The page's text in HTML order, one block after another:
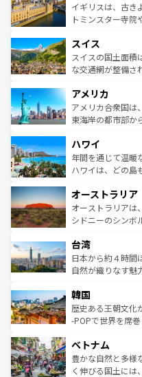
香り高いラベンダ
らに、パリ以外の
れる地方に足を運
きるだ
を参照してほしい
ルリンの文化的活
してライン川沿い
は、お酒好きな人には
ドイツ情報はコン
イギリスは、古き
トミンスター寺院
リアごとに異なる
ティー、ビール好
戦など、本場だか
ンツ一覧を参照し
スイス
スイスの国土面積
な交通網が整備さ
の建物がそのまま
博物館もあり、ア
ことができる。国
ば市内交通費無料で
着のスイス情報は
アメリカ
アメリカ合衆国は
東海岸の都市部か
のような巨大都市
ンメントが詰まっ
西部には大自然が
部のニューオーリ
文化が魅力。旅行
しみながら、その
ならではの贅沢な旅のスタイ
情報はコンテンツ
ハワイ
年間を通じて温暖
ハワイは、どの島
ワイ島は見逃せな
島だが、静かな自
おすすめ。エメラ
れるおもてなしの
人々、おいしいロ
ク、伝統的なフラ
ワイを、存分に味わってほしい
はコンテンツ一覧
オーストラリア
オーストラリアは
シドニーのシンボ
リアリーフや大陸
ク）、タスマニア
ど、見どころがた
いる。アクティビ
ビング、ハイキン
い。オーストラリ
参照してほしい。
台湾
日本から約４時間
自然が織りなす魅
ン）、静ひつな山
と山間の静けさが
驚きをもたらして
容にもいいと評判
が味わ
照してほしい。
韓国
歴史ある王朝文化
-POPで世界を席
き、地方に足を延
できる。そして、
まで、さまざまな
ベトナム
豊かな自然と多様
く伸びる国土には